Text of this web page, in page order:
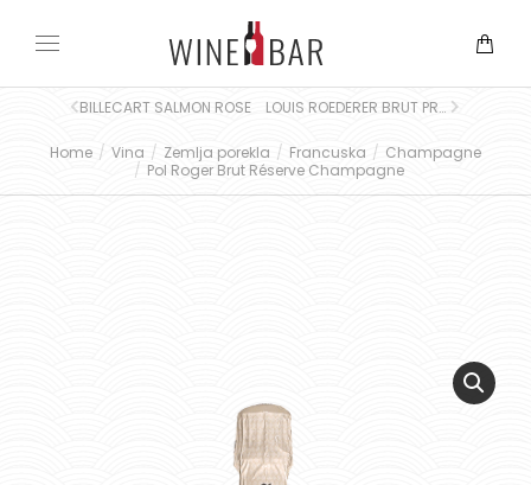
You are here:
Home Vina Zemlja porekla Francuska
Champagne
Pol Roger Brut Réserve Champagne
BILLECART SALMON ROSE LOUIS ROEDERER BRUT PREMIER CHAMPAGNE